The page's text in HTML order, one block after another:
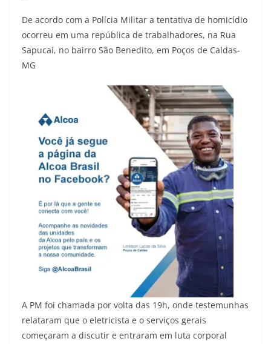
De acordo com a Polícia Militar a tentativa de homicídio
ocorreu em uma república de trabalhadores, na Rua
Sapucaí, no bairro São Benedito, em Poços de Caldas-
MG
A PM foi chamada por volta das 19h, onde testemunhas
relataram que o eletricista e o serviços gerais
começaram a discutir e entraram em luta corporal